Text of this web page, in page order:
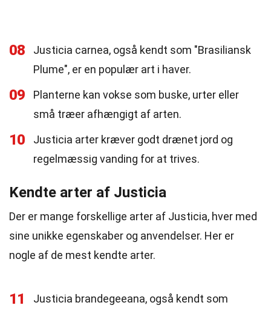
08
Justicia carnea, også kendt som "Brasiliansk
Plume", er en populær art i haver.
09
Planterne kan vokse som buske, urter eller
små træer afhængigt af arten.
10
Justicia arter kræver godt drænet jord og
regelmæssig vanding for at trives.
Kendte arter af Justicia
Der er mange forskellige arter af Justicia, hver med
sine unikke egenskaber og anvendelser. Her er
nogle af de mest kendte arter.
11
Justicia brandegeeana, også kendt som